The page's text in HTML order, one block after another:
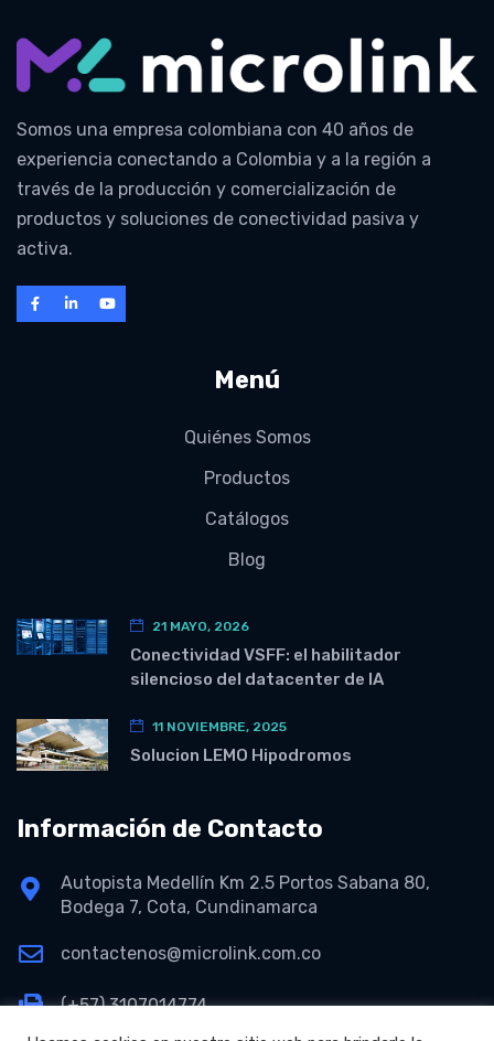
Somos una empresa colombiana con 40 años de
experiencia conectando a Colombia y a la región a
través de la producción y comercialización de
productos y soluciones de conectividad pasiva y
activa.
Menú
Quiénes Somos
Productos
Catálogos
Blog
21 MAYO, 2026
Conectividad VSFF: el habilitador
silencioso del datacenter de IA
11 NOVIEMBRE, 2025
Solucion LEMO Hipodromos
Información de Contacto
Autopista Medellín Km 2.5 Portos Sabana 80,
Bodega 7, Cota, Cundinamarca
contactenos@microlink.com.co
(+57) 3107014774